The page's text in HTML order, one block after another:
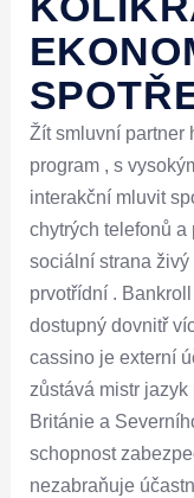
Žít smluvní partner
program , s
interakční mluvit
chytrých telefonů
sociální strana
prvotřídní .
dostupný dovnitř
cassino je externí
zůstává mistr
Británie a
schopnost
nezabraňuje